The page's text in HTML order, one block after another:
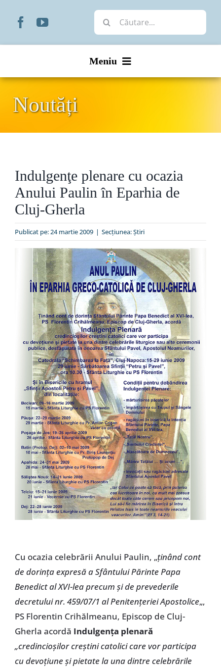
Cautare...
Meniu
Organizare
Liturgic
Special
Noutăți
Indulgenţe plenare cu ocazia
Anului Paulin în Eparhia de
Cluj-Gherla
Publicat pe: 24 martie 2009 | Secțiunea:Ştiri
Cu ocazia celebrării Anului Paulin, „ţinând cont
de dorinţa expresă a Sfântului Părinte Papa
Benedict al XVI-lea precum şi de prevederile
decretului nr. 459/07/1 al Penitenţeriei Apostolice„,
PS Florentin Crihălmeanu, Episcop de Cluj-
Gherla acordă Indulgenţa plenară
„credincioşilor creştini catolici care vor participa
cu devoţiune şi pietate la una dintre celebrările